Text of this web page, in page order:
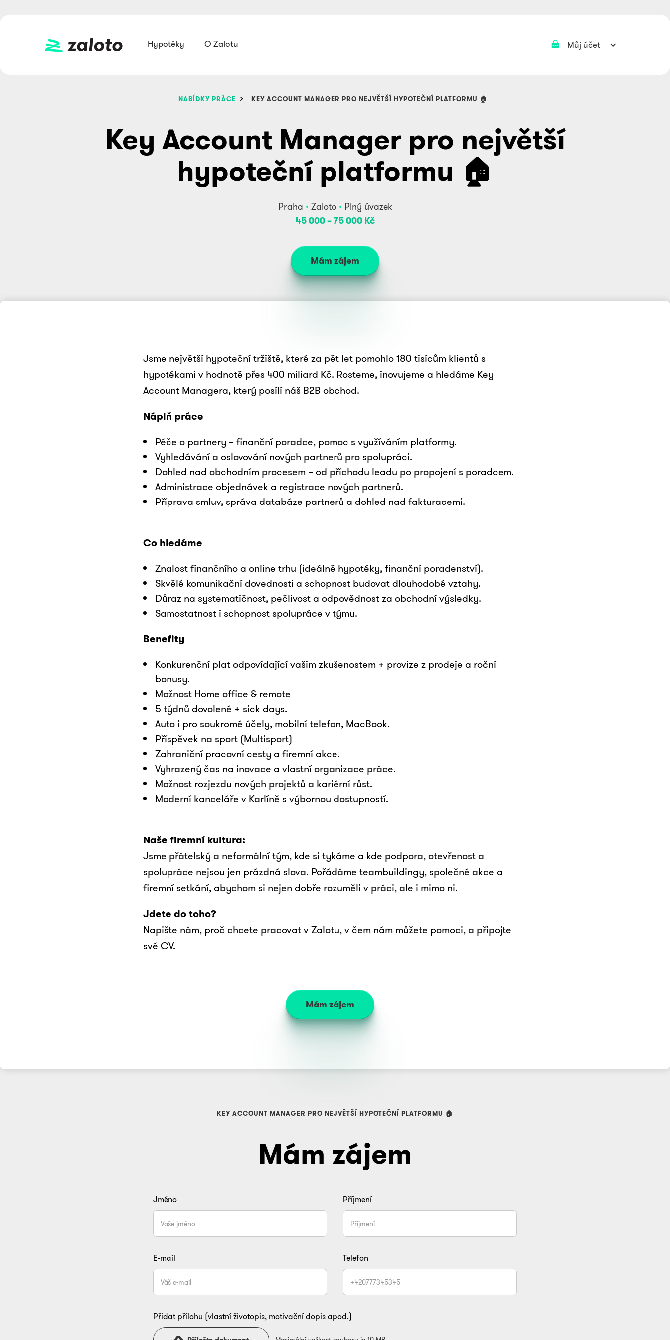
Hypotéky O Zalotu Můj účet
NABÍDKY PRÁCE KEY ACCOUNT MANAGER PRO NEJVĚTŠÍ HYPOTEČNÍ PLATFORMU 🏠
Key Account Manager pro největší
hypoteční platformu 🏠
Praha Zaloto
Plný úvazek
45 000 ‍–‍ 75 000 Kč
Mám zájem
Jsme největší hypoteční tržiště, které za pět let pomohlo 180 tisícům klientů s
hypotékami v hodnotě přes 400 miliard Kč. Rosteme, inovujeme a hledáme Key
Account Managera, který posílí náš B2B obchod.
Náplň práce
Péče o partnery – finanční poradce, pomoc s využíváním platformy.
Vyhledávání a oslovování nových partnerů pro spolupráci.
Dohled nad obchodním procesem – od příchodu leadu po propojení s poradcem.
Administrace objednávek a registrace nových partnerů.
Příprava smluv, správa databáze partnerů a dohled nad fakturacemi.
Co hledáme
Znalost finančního a online trhu (ideálně hypotéky, finanční poradenství).
Skvělé komunikační dovednosti a schopnost budovat dlouhodobé vztahy.
Důraz na systematičnost, pečlivost a odpovědnost za obchodní výsledky.
Samostatnost i schopnost spolupráce v týmu.
Benefity
Konkurenční plat odpovídající vašim zkušenostem + provize z prodeje a roční
bonusy.
Možnost Home office & remote
5 týdnů dovolené + sick days.
Auto i pro soukromé účely, mobilní telefon, MacBook.
Příspěvek na sport (Multisport)
Zahraniční pracovní cesty a firemní akce.
Vyhrazený čas na inovace a vlastní organizace práce.
Možnost rozjezdu nových projektů a kariérní růst.
Moderní kanceláře v Karlíně s výbornou dostupností.
Naše firemní kultura:
Jsme přátelský a neformální tým, kde si tykáme a kde podpora, otevřenost a
spolupráce nejsou jen prázdná slova. Pořádáme teambuildingy, společné akce a
firemní setkání, abychom si nejen dobře rozuměli v práci, ale i mimo ni.
Jdete do toho?
Napište nám, proč chcete pracovat v Zalotu, v čem nám můžete pomoci, a připojte
své CV.
Mám zájem
KEY ACCOUNT MANAGER PRO NEJVĚTŠÍ HYPOTEČNÍ PLATFORMU 🏠
Mám zájem
Jméno Příjmení
E-mail Telefon
Přidat přílohu (vlastní životopis, motivační dopis apod.)